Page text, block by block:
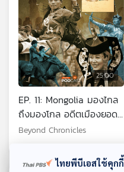
25:00
EP. 11: Mongolia มองไกล
ถึงมองโกล อดีตเมืองยอด
นักรบในยุคปัจจุบัน
Beyond Chronicles
ไทยพีบีเอสใช้คุกกี้